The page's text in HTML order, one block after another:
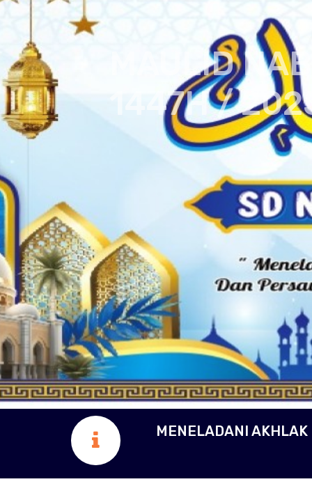
MAULID NABI
1447H / 2025
Menguatkan ukhuwah Islamiyah dengan
MENELADANI